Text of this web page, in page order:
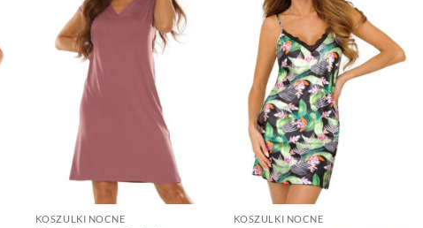
KOSZULKI NOCNE KOSZULKI NOCNE